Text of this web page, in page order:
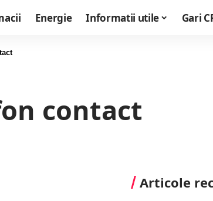
Energie Informatii utile Gari
contact
Articole